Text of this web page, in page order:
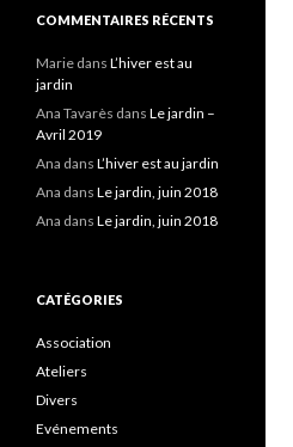
COMMENTAIRES RÉCENTS
Marie dans L’hiver est au
jardin
Ana Tavarès dans Le jardin –
Avril 2019
Ana dans L’hiver est au jardin
Ana dans Le jardin, juin 2018
Ana dans Le jardin, juin 2018
CATÉGORIES
Association
Ateliers
Divers
Evénements